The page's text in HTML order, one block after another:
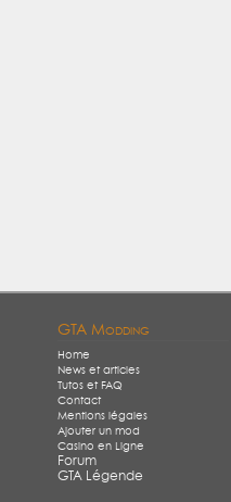
GTA Modding
Home
News et articles
Tutos et FAQ
Contact
Mentions légales
Ajouter un mod
Casino en Ligne
Forum
GTA Légende